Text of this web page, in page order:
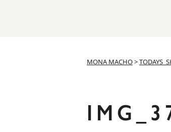
MONA MACHO>